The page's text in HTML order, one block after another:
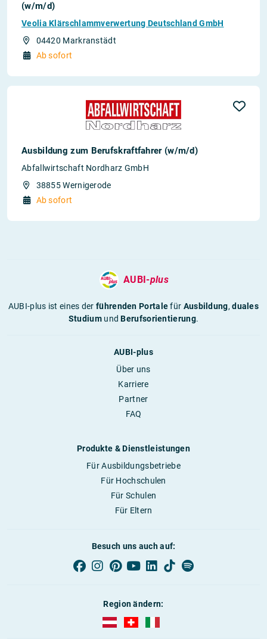
(w/m/d)
Veolia Klärschlammverwertung Deutschland GmbH
04420 Markranstädt
Ab sofort
Ausbildung zum Berufskraftfahrer (w/m/d)
Abfallwirtschaft Nordharz GmbH
38855 Wernigerode
Ab sofort
AUBI-plus
AUBI-plus ist eines derführenden Portalefür Ausbildung,duales
StudiumundBerufsorientierung.
AUBI-plus
Über uns
Karriere
Partner
FAQ
Produkte & Dienstleistungen
Für Ausbildungsbetriebe
Für Hochschulen
Für Schulen
Für Eltern
Besuch uns auch auf:
Region ändern:
AUBI-plus Österreich (deutsch)